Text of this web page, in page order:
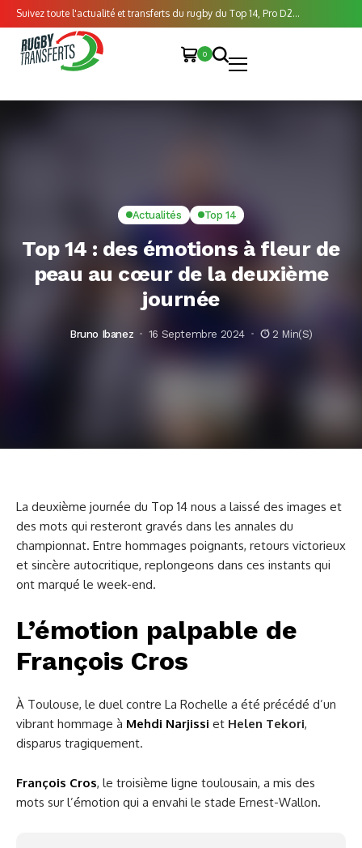
Suivez toute l'actualité et transferts du rugby du Top 14, Pro D2...
0
Actualités Top 14
Top 14 : des émotions à fleur de
peau au cœur de la deuxième
journée
Bruno Ibanez 16 Septembre 2024 2 Min(s)
La deuxième journée du Top 14 nous a laissé des images et
des mots qui resteront gravés dans les annales du
championnat. Entre hommages poignants, retours victorieux
et sincère autocritique, replongeons dans ces instants qui
ont marqué le week-end.
L’émotion palpable de
François Cros
À Toulouse, le duel contre La Rochelle a été précédé d’un
vibrant hommage à Mehdi Narjissi et Helen Tekori,
disparus tragiquement.
François Cros, le troisième ligne toulousain, a mis des
mots sur l’émotion qui a envahi le stade Ernest-Wallon.